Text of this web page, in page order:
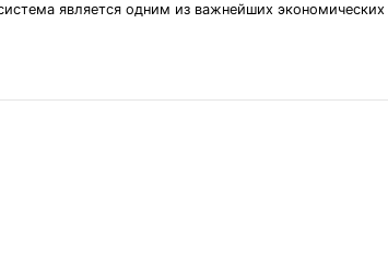
является одним из важнейших